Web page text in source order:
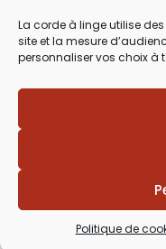
La corde à linge utilise
site et la mesure
personnaliser vos choix à
Politique de
03
Du